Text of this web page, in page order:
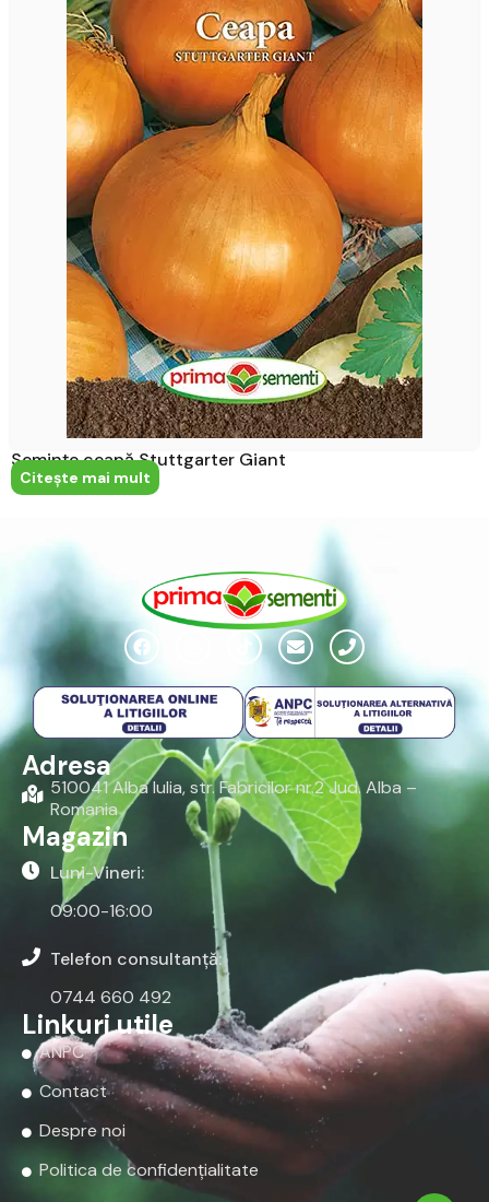
Semințe ceapă Stuttgarter Giant
Citeşte mai mult
Adresa
510041 Alba Iulia, str. Fabricilor nr.2 Jud. Alba –
Romania
Magazin
Luni-Vineri:
09:00-16:00
Telefon consultanță:
0744 660 492
Linkuri utile
ANPC
Contact
Despre noi
Politica de confidențialitate